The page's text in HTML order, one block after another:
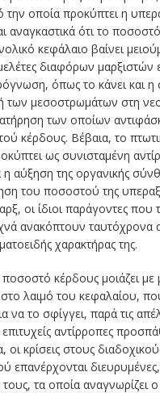
οποία προκύπτει η
αναγκαστικά ότι το
κεφάλαιο βαίνει
διαφόρων
όπως το κάνει και η
των μεσοστρωμάτων στη
των οποίων
κέρδους. Βέβαια, το
ως συνισταμένη
η αύξηση της οργανικής
του ποσοστού της
οι ίδιοι παράγοντες
ανακόπτουν ταυτόχρονα
χαρακτήρας της.
κέρδους μοιάζει με
λαιμό του κεφαλαίου, που
να το σφίγγει, παρά τις
αντίρροπες
οι κρίσεις στους
επανέρχονται
τους, τα οποία αναγνωρίζει